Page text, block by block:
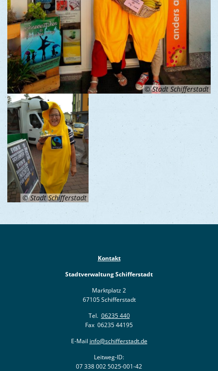
© Stadt Schifferstadt
© Stadt Schifferstadt
Kontakt
Stadtverwaltung Schifferstadt
Marktplatz 2
67105 Schifferstadt
Tel. 06235 440
Fax 06235 44195
E-Mail info@schifferstadt.de
Leitweg-ID:
07 338 002 5025-001-42